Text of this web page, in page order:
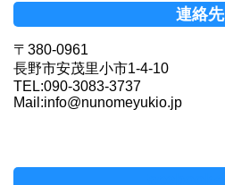
連絡先
〒380-0961
長野市安茂里小市1-4-10
TEL:090-3083-3737
Mail:info@nunomeyukio.jp